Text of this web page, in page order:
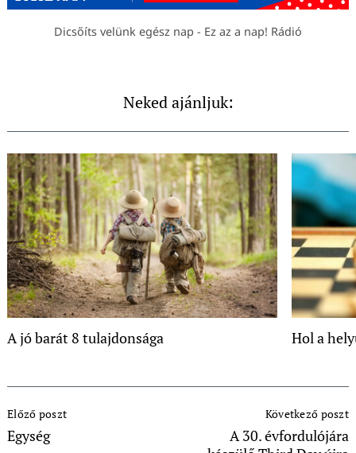
Dicsőíts velünk egész nap - Ez az a nap! Rádió
Neked ajánljuk:
A jó barát 8 tulajdonsága Hol a
Navigation
Előző poszt
Egység
Következő poszt
A 30. évfordulójára